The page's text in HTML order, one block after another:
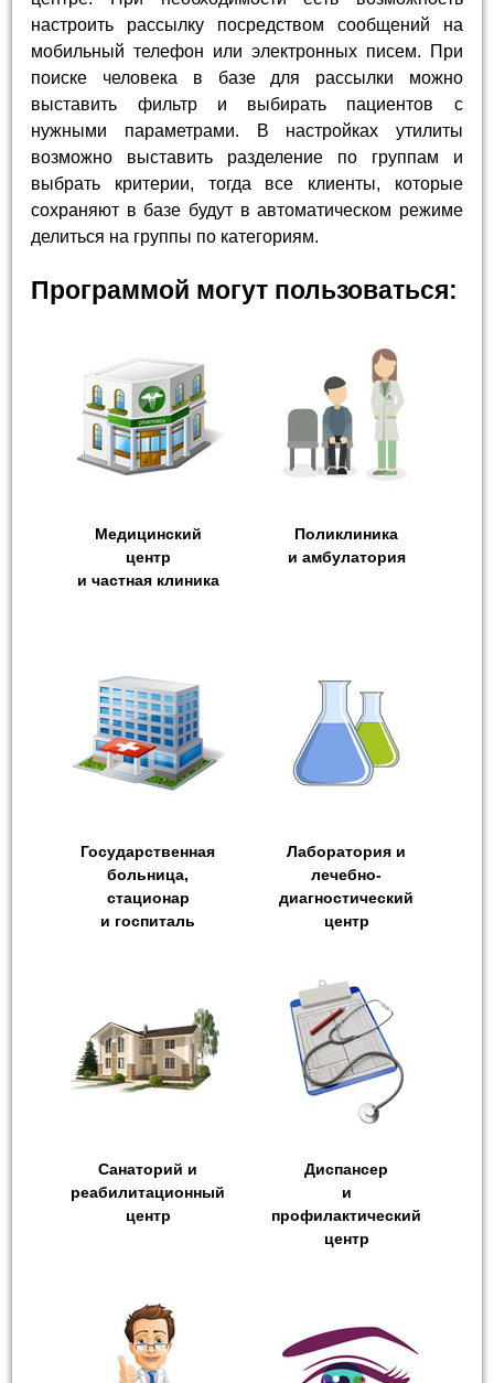
настроить рассылку посредством сообщений на
мобильный телефон или электронных писем. При
поиске человека в базе для рассылки можно
выставить фильтр и выбирать пациентов с
нужными параметрами. В настройках утилиты
возможно выставить разделение по группам и
выбрать критерии, тогда все клиенты, которые
сохраняют в базе будут в автоматическом режиме
делиться на группы по категориям.
Программой могут пользоваться:
Медицинский
центр
и частная клиника
Поликлиника
и амбулатория
Государственная
больница,
стационар
и госпиталь
Лаборатория и
лечебно-
диагностический
центр
Санаторий и
реабилитационный
центр
Диспансер
и
профилактический
центр